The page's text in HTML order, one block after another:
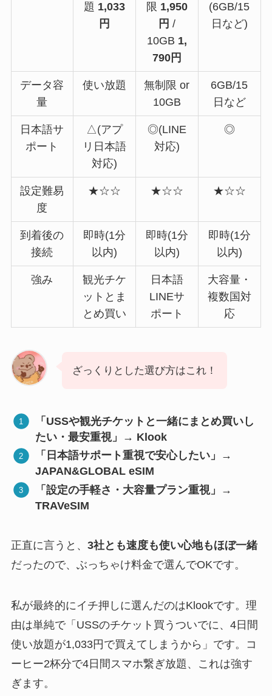
題 1,033
円
限 1,950
円 /
10GB 1,
790円
(6GB/15
日など)
データ容
量
使い放題
無制限 or
10GB
6GB/15
日など
日本語サ
ポート
△(アプ
リ日本語
対応)
◎(LINE
対応)
◎
設定難易
度
★☆☆ ★☆☆ ★☆☆
到着後の
接続
即時(1分
以内)
即時(1分
以内)
即時(1分
以内)
強み
観光チケ
ットとま
とめ買い
日本語
LINEサ
ポート
大容量・
複数国対
応
ざっくりとした選び方はこれ！
「USSや観光チケットと一緒にまとめ買いし
たい・最安重視」→ Klook
「日本語サポート重視で安心したい」→
JAPAN&GLOBAL eSIM
「設定の手軽さ・大容量プラン重視」→
TRAVeSIM
正直に言うと、 3社とも速度も使い心地もほぼ一緒
だったので、ぶっちゃけ料金で選んでOKです。
私が最終的にイチ押しに選んだのはKlookです。理
由は単純で「USSのチケット買うついでに、4日間
使い放題が1,033円で買えてしまうから」です。コ
ーヒー2杯分で4日間スマホ繋ぎ放題、これは強す
ぎます。